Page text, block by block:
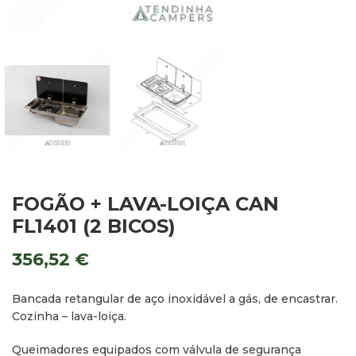
FOGÃO + LAVA-LOIÇA CAN
FL1401 (2 BICOS)
356,52 €
Bancada retangular de aço inoxidável a gás, de encastrar.
Cozinha – lava-loiça.
Queimadores equipados com válvula de segurança